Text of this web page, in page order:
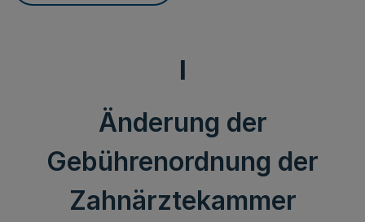
I
Änderung der
Gebührenordnung der
Zahnärztekammer